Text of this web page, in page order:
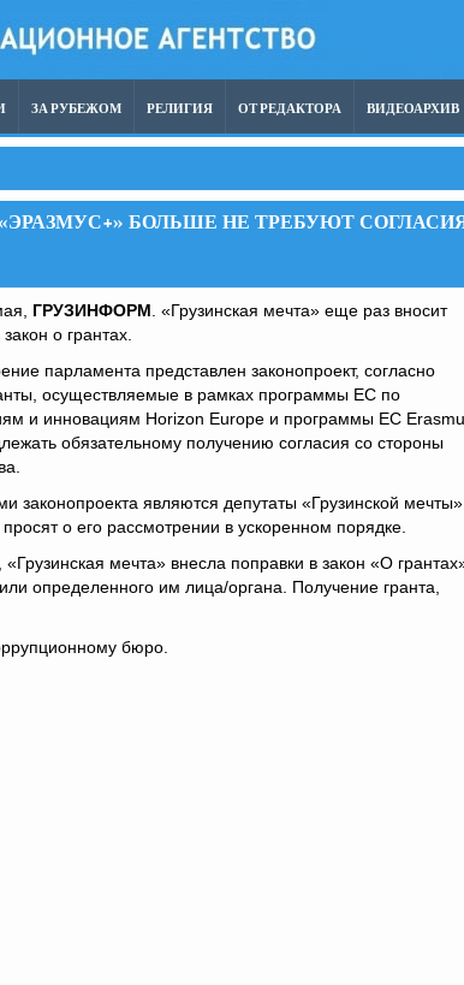
ЗА РУБЕЖОМ РЕЛИГИЯ ОТ РЕДАКТОРА ВИДЕОАРХИВ
БОЛЬШЕ НЕ ТРЕБУЮТ
ГРУЗИНФОРМ . «Грузинская мечта» еще раз вносит
о грантах.
парламента представлен законопроект, согласно
осуществляемые в рамках программы ЕС по
и инновациям Horizon Europe и программы ЕС
обязательному получению согласия со стороны
законопроекта являются депутаты «Грузинской мечты».
о его рассмотрении в ускоренном порядке.
«Грузинская мечта» внесла поправки в закон «О
определенного им лица/органа. Получение гранта,
бюро.